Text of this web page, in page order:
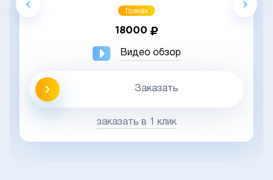
Гознак
18000
Видео обзор
Заказать
заказать в 1 клик